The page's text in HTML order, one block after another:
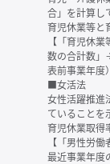
合」を計算し
育児休業等と
【「育児休
数の合計数」
表前事業年度
■女活法
女性活躍推進
ていることを
育児休業取得
【「男性労
最近事業年度